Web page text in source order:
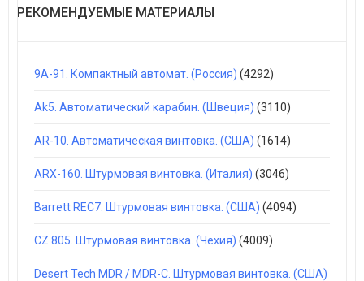
РЕКОМЕНДУЕМЫЕ МАТЕРИАЛЫ
9А-91. Компактный автомат. (Россия) (4292)
Ak5. Автоматический карабин. (Швеция) (3110)
AR-10. Автоматическая винтовка. (США) (1614)
ARX-160. Штурмовая винтовка. (Италия) (3046)
Barrett REC7. Штурмовая винтовка. (США) (4094)
CZ 805. Штурмовая винтовка. (Чехия) (4009)
Desert Tech MDR / MDR-C. Штурмовая винтовка. (США)